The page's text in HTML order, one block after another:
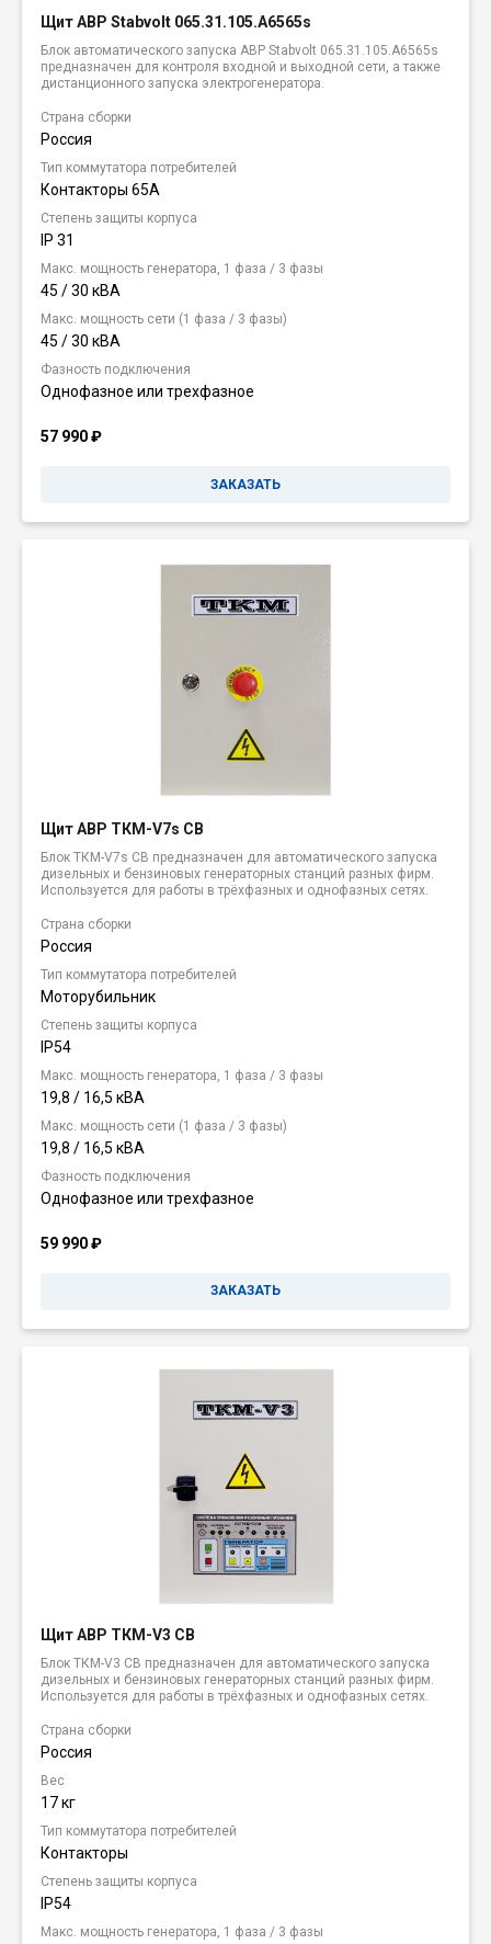
Щит АВР Stabvolt 065.31.105.A6565s
Блок автоматического запуска АВР Stabvolt 065.31.105.A6565s
предназначен для контроля входной и выходной сети, а также
дистанционного запуска электрогенератора.
Страна сборки
Россия
Тип коммутатора потребителей
Контакторы 65А
Степень защиты корпуса
IP 31
Макс. мощность генератора, 1 фаза / 3 фазы
45 / 30 кВА
Макс. мощность сети (1 фаза / 3 фазы)
45 / 30 кВА
Фазность подключения
Однофазное или трехфазное
57 990₽
ЗАКАЗАТЬ
Щит АВР ТКМ-V7s CB
Блок ТКМ-V7s CB предназначен для автоматического запуска
дизельных и бензиновых генераторных станций разных фирм.
Используется для работы в трёхфазных и однофазных сетях.
Страна сборки
Россия
Тип коммутатора потребителей
Моторубильник
Степень защиты корпуса
IP54
Макс. мощность генератора, 1 фаза / 3 фазы
19,8 / 16,5 кВА
Макс. мощность сети (1 фаза / 3 фазы)
19,8 / 16,5 кВА
Фазность подключения
Однофазное или трехфазное
59 990₽
ЗАКАЗАТЬ
Щит АВР ТКМ-V3 CB
Блок ТКМ-V3 CB предназначен для автоматического запуска
дизельных и бензиновых генераторных станций разных фирм.
Используется для работы в трёхфазных и однофазных сетях.
Страна сборки
Россия
Вес
17 кг
Тип коммутатора потребителей
Контакторы
Степень защиты корпуса
IP54
Макс. мощность генератора, 1 фаза / 3 фазы